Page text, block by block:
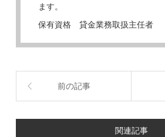
ます。
保有資格 貸金業務取扱主任者
前の記事
関連記事